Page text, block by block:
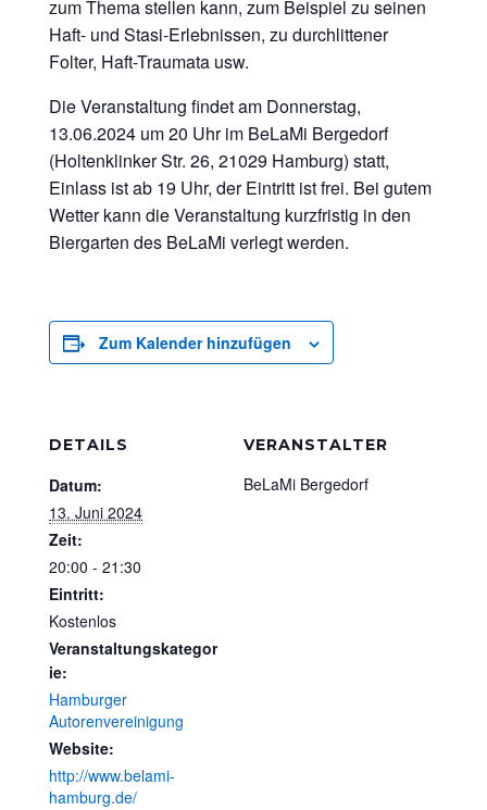
zum Thema stellen kann, zum Beispiel zu seinen
Haft- und Stasi-Erlebnissen, zu durchlittener
Folter, Haft-Traumata usw.
Die Veranstaltung findet am Donnerstag,
13.06.2024 um 20 Uhr im BeLaMi Bergedorf
(Holtenklinker Str. 26, 21029 Hamburg) statt,
Einlass ist ab 19 Uhr, der Eintritt ist frei. Bei gutem
Wetter kann die Veranstaltung kurzfristig in den
Biergarten des BeLaMi verlegt werden.
Zum Kalender hinzufügen
DETAILS
Datum:
13. Juni 2024
Zeit:
20:00 - 21:30
Eintritt:
Kostenlos
Veranstaltungskategor
ie:
Hamburger
Autorenvereinigung
Website:
http://www.belami-
hamburg.de/
VERANSTALTER
BeLaMi Bergedorf